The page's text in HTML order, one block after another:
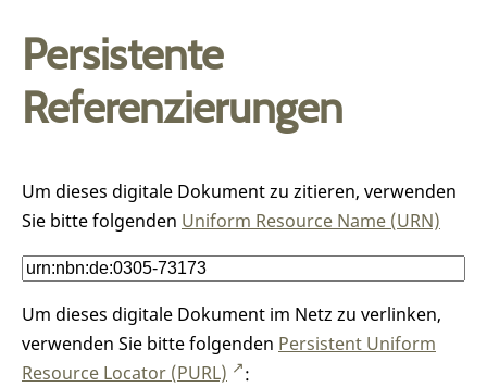
Persistente
Referenzierungen
Um dieses digitale Dokument zu zitieren, verwenden
Sie bitte folgenden Uniform Resource Name (URN)
Um dieses digitale Dokument im Netz zu verlinken,
verwenden Sie bitte folgenden Persistent Uniform
Resource Locator (PURL)
: